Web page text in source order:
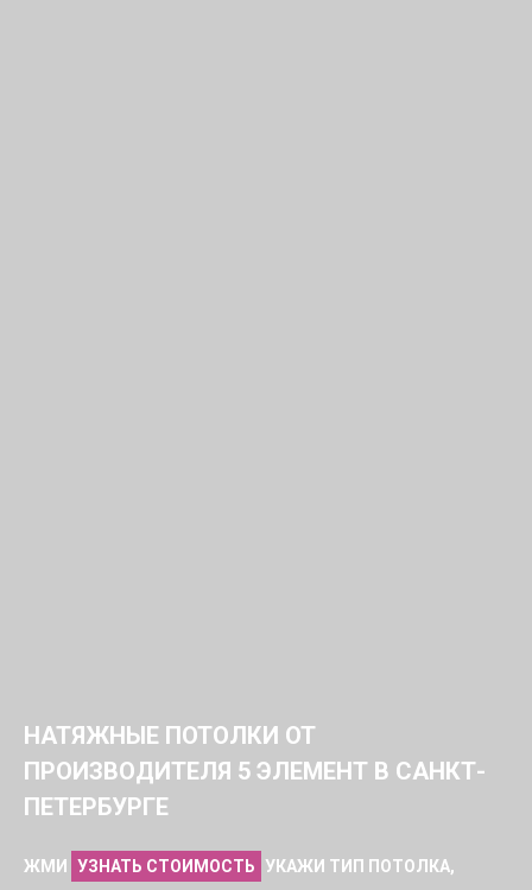
НАТЯЖНЫЕ ПОТОЛКИ ОТ
ПРОИЗВОДИТЕЛЯ 5 ЭЛЕМЕНТ В САНКТ-
ПЕТЕРБУРГЕ
ЖМИ УЗНАТЬ СТОИМОСТЬ
УКАЖИ ТИП ПОТОЛКА,